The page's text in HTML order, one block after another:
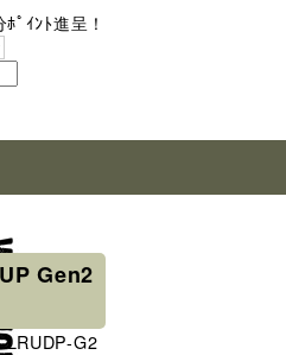
ﾟｲﾝﾄ進呈！
Gen2
G2